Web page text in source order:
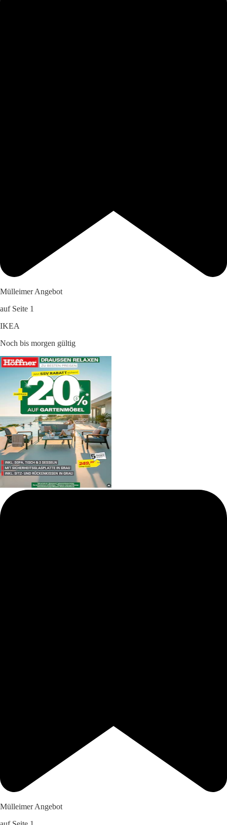
Mülleimer Angebot
auf Seite 1
IKEA
Noch bis morgen gültig
Mülleimer Angebot